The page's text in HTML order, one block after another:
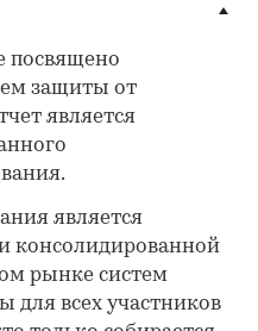
посвящено
защиты от
является
является
консолидированной
рынке систем
для всех участников